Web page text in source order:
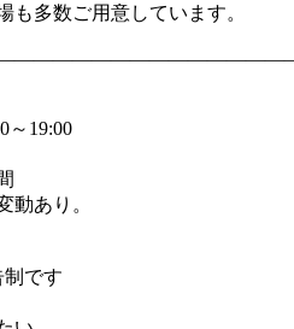
も多数ご用意しています。
～19:00
動あり。
です